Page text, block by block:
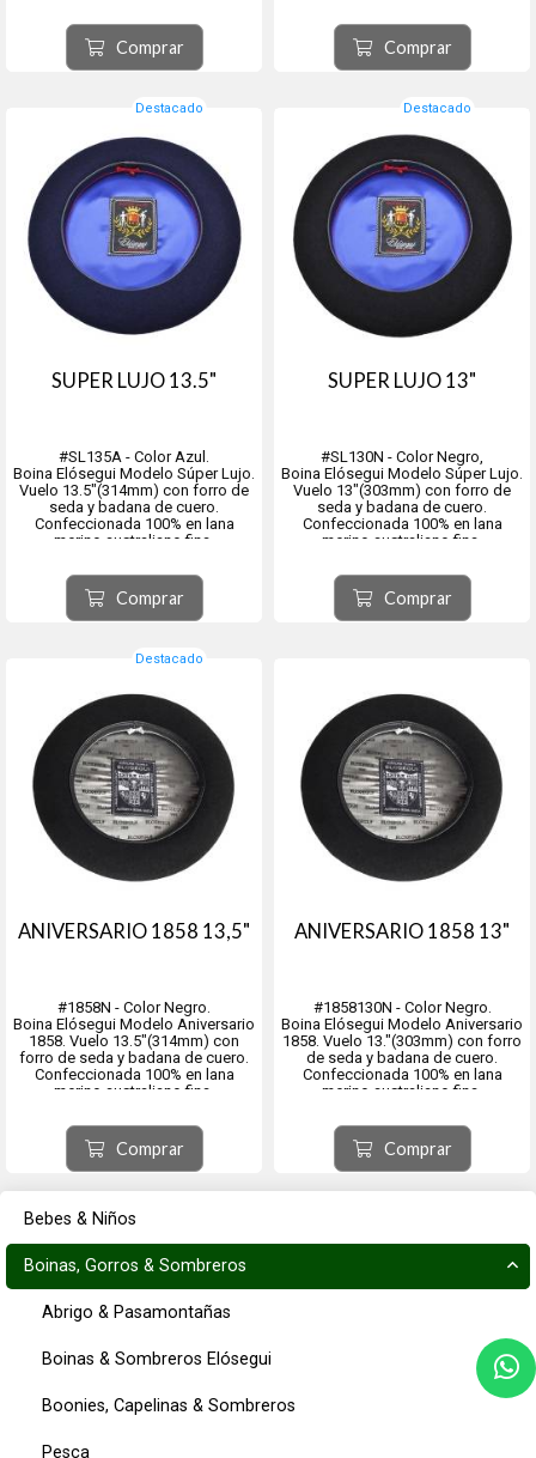
Bebes & Niños
Boinas, Gorros & Sombreros
Abrigo & Pasamontañas
Boinas & Sombreros Elósegui
Boonies, Capelinas & Sombreros
Pesca
Origen ciudad de Tolosa, provincia
de Guipúzcoa comunidad
autónoma del País Vasco, España.
Comprar
Origen ciudad de Tolosa, provincia
de Guipúzcoa comunidad
autónoma del País Vasco, España.
Comprar
Destacado
SUPER LUJO 13.5"
#SL135A - Color Azul.
Boina Elósegui Modelo Súper Lujo.
Vuelo 13.5"(314mm) con forro de
seda y badana de cuero.
Confeccionada 100% en lana
merino australiano fina.
Origen ciudad de Tolosa, provincia
de Guipúzcoa, comunidad
autónoma del País Vasco, España.
Comprar
Destacado
SUPER LUJO 13"
#SL130N - Color Negro,
Boina Elósegui Modelo Súper Lujo.
Vuelo 13"(303mm) con forro de
seda y badana de cuero.
Confeccionada 100% en lana
merino australiano fina.
Origen ciudad de Tolosa, provincia
de Guipúzcoa, comunidad
autónoma del País Vasco, España.
Comprar
Destacado
ANIVERSARIO 1858 13,5"
#1858N - Color Negro.
Boina Elósegui Modelo Aniversario
1858. Vuelo 13.5"(314mm) con
forro de seda y badana de cuero.
Confeccionada 100% en lana
merino australiano fina.
Origen ciudad de Tolosa, provincia
de Guipúzcoa, comunidad
autónoma del País Vasco, España.
Comprar
ANIVERSARIO 1858 13"
#1858130N - Color Negro.
Boina Elósegui Modelo Aniversario
1858. Vuelo 13."(303mm) con forro
de seda y badana de cuero.
Confeccionada 100% en lana
merino australiano fina.
Origen ciudad de Tolosa, provincia
de Guipúzcoa, comunidad
autónoma del País Vasco, España.
Comprar